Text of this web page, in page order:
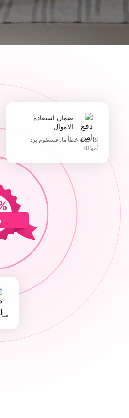
ضمان استعادة
الاموال
إذا حدث خطأ ما، فسنقوم برد
أموالك